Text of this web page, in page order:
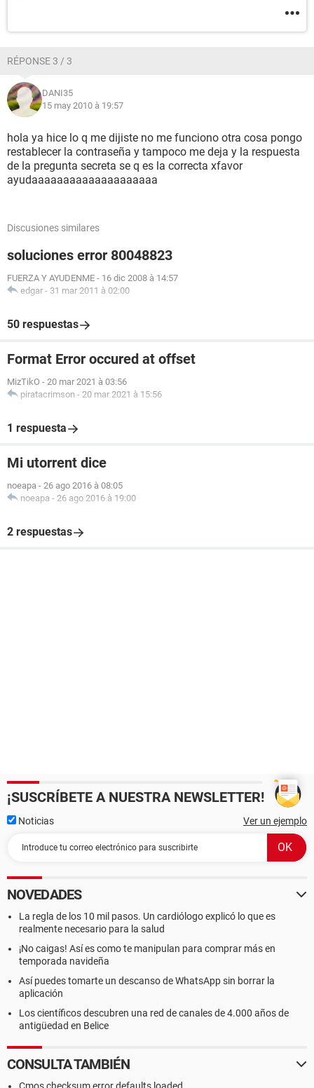
RÉPONSE 3 / 3
DANI35
15 may 2010 à 19:57
hola ya hice lo q me dijiste no me funciono otra cosa pongo
restablecer la contraseña y tampoco me deja y la respuesta
de la pregunta secreta se q es la correcta xfavor
ayudaaaaaaaaaaaaaaaaaaaa
Discusiones similares
soluciones error 80048823
FUERZA Y AYUDENME - 16 dic 2008 à 14:57
edgar - 31 mar 2011 à 02:00
50 respuestas
Format Error occured at offset
MizTikO - 20 mar 2021 à 03:56
piratacrimson - 20 mar 2021 à 15:56
1 respuesta
Mi utorrent dice
noeapa - 26 ago 2016 à 08:05
noeapa - 26 ago 2016 à 19:00
2 respuestas
¡SUSCRÍBETE A NUESTRA NEWSLETTER!
Noticias Ver un ejemplo
NOVEDADES
La regla de los 10 mil pasos. Un cardiólogo explicó lo que es
realmente necesario para la salud
¡No caigas! Así es como te manipulan para comprar más en
temporada navideña
Así puedes tomarte un descanso de WhatsApp sin borrar la
aplicación
Los científicos descubren una red de canales de 4.000 años de
antigüedad en Belice
CONSULTA TAMBIÉN